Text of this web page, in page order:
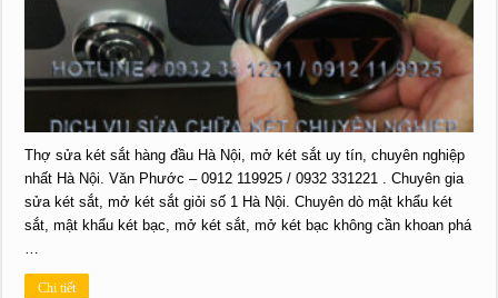
Thợ sửa két sắt hàng đầu Hà Nội, mở két sắt uy tín, chuyên nghiệp
nhất Hà Nội. Văn Phước – 0912 119925 / 0932 331221 . Chuyên gia
sửa két sắt, mở két sắt giỏi số 1 Hà Nội. Chuyên dò mật khẩu két
sắt, mật khẩu két bạc, mở két sắt, mở két bạc không cần khoan phá
…
Chi tiết